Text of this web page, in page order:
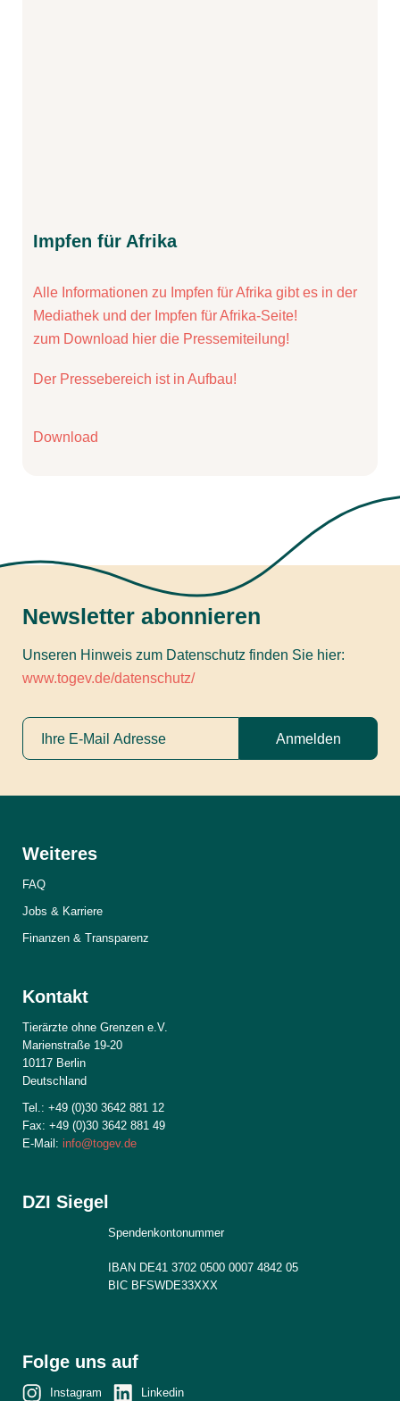
Impfen für Afrika
Alle Informationen zu Impfen für Afrika gibt es in der
Mediathek und der Impfen für Afrika-Seite!
zum Download hier die Pressemiteilung!
Der Pressebereich ist in Aufbau!
Download
Newsletter abonnieren
Unseren Hinweis zum Datenschutz finden Sie hier:
www.togev.de/datenschutz/
Anmelden
Weiteres
FAQ
Jobs & Karriere
Finanzen & Transparenz
Kontakt
Tierärzte ohne Grenzen e.V.
Marienstraße 19-20
10117 Berlin
Deutschland
Tel.: +49 (0)30 3642 881 12
Fax: +49 (0)30 3642 881 49
E-Mail: info@togev.de
DZI Siegel
Spendenkontonummer
IBAN DE41 3702 0500 0007 4842 05
BIC BFSWDE33XXX
Folge uns auf
Instagram Linkedin